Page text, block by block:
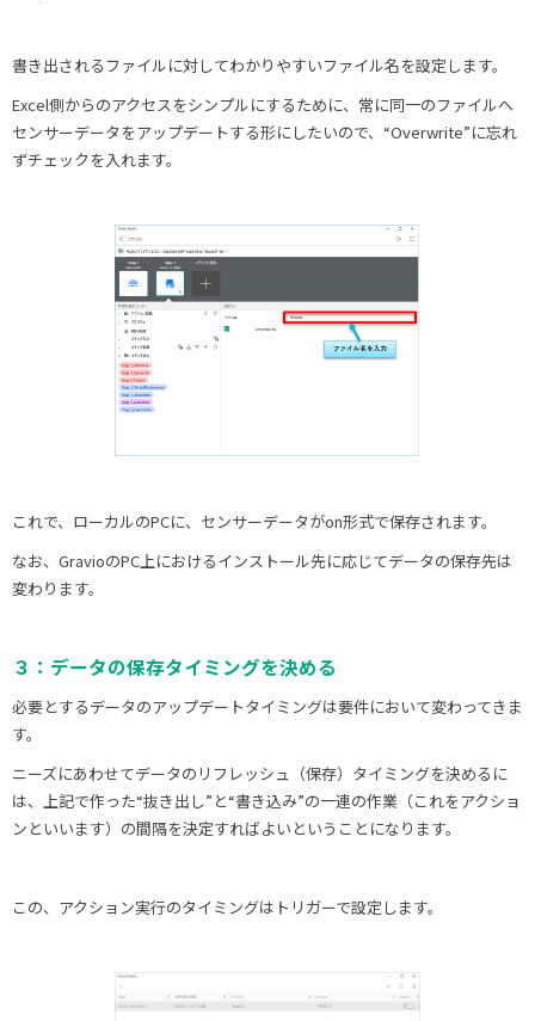
書き出されるファイルに対してわかりやすいファイル名を設定します。
Excel側からのアクセスをシンプルにするために、常に同一のファイルへ
センサーデータをアップデートする形にしたいので、“Overwrite”に忘れ
ずチェックを入れます。
これで、ローカルのPCに、センサーデータがon形式で保存されます。
なお、GravioのPC上におけるインストール先に応じてデータの保存先は
変わります。
３：データの保存タイミングを決める
必要とするデータのアップデートタイミングは要件において変わってきま
す。
ニーズにあわせてデータのリフレッシュ（保存）タイミングを決めるに
は、上記で作った“抜き出し”と“書き込み”の一連の作業（これをアクショ
ンといいます）の間隔を決定すればよいということになります。
この、アクション実行のタイミングはトリガーで設定します。